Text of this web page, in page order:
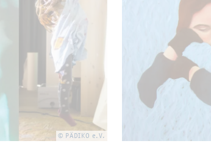
© PÄ­DI­KO e.V.